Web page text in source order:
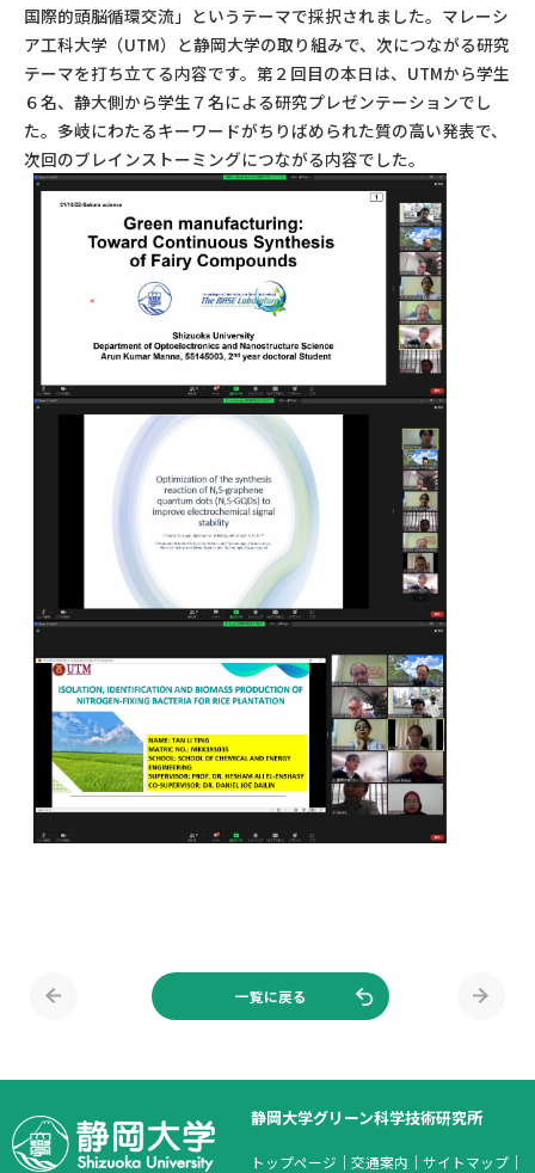
国際的頭脳循環交流」というテーマで採択されました。マレーシ
ア工科大学（UTM）と静岡大学の取り組みで、次につながる研究
テーマを打ち立てる内容です。第２回目の本日は、UTMから学生
６名、静大側から学生７名による研究プレゼンテーションでし
た。多岐にわたるキーワードがちりばめられた質の高い発表で、
次回のブレインストーミングにつながる内容でした。
一覧に戻る
静岡大学グリーン科学技術研究所
トップページ ｜ 交通案内 ｜ サイトマップ ｜